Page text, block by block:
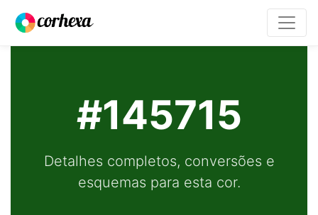
#145715
Detalhes completos, conversões e
esquemas para esta cor.